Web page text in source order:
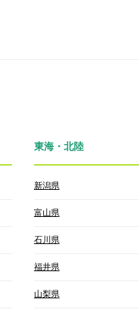
東海・北陸
新潟県
富山県
石川県
福井県
山梨県